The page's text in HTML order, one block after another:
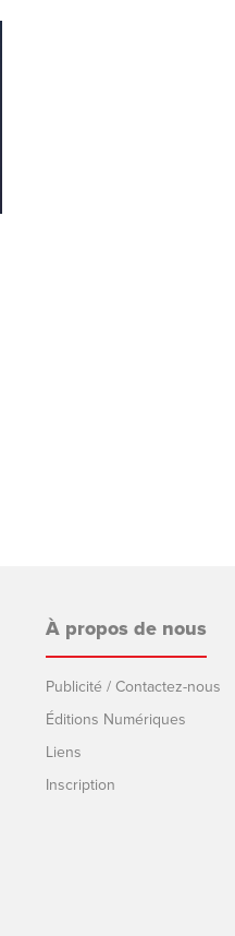
À propos de nous
Publicité / Contactez-nous
Éditions Numériques
Liens
Inscription